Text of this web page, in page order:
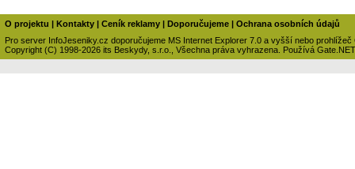
O projektu Kontakty Ceník reklamy Doporučujeme
Ochrana osobních údajů
Pro server InfoJeseniky.cz doporučujeme MS Internet Explorer 7.0 a vyšší nebo prohlížeč
Copyright (C) 1998-2026 its Beskydy, s.r.o., Všechna práva vyhrazena. Používá